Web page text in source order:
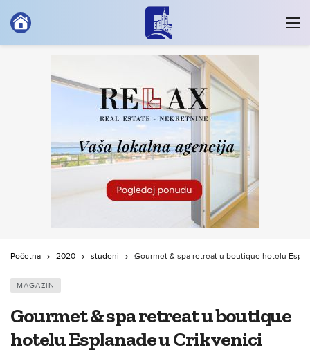
Početna 2020 studeni Gourmet & spa retreat u boutique hotelu
MAGAZIN
Gourmet & spa retreat u boutique
hotelu Esplanade u Crikvenici